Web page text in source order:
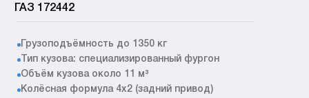
ГАЗ 172442
Грузоподъёмность до 1350 кг
Тип кузова: специализированный фургон
Объём кузова около 11 м³
Колёсная формула 4x2 (задний привод)